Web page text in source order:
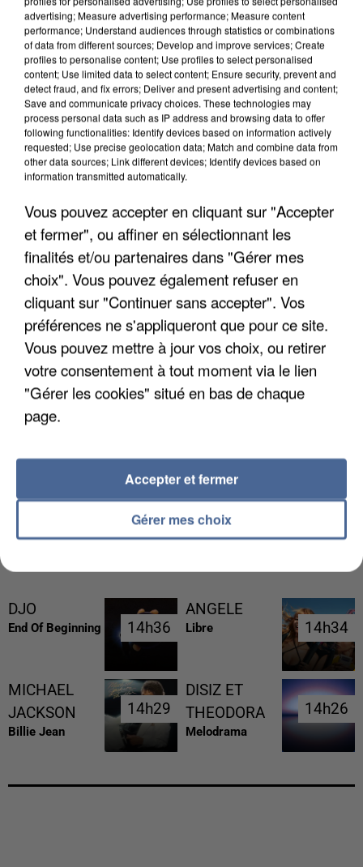
LES DONNÉES DE 300 000 CLIENTS DÉROBÉES À
INTERMARCHÉ APRÈS UNE...
LES FRANÇAIS, FANS DE LA FLEMME
DJO
End Of Beginning 14h36
14h36
ANGELE
Libre 14h34
14h34
MICHAEL
JACKSON
Billie Jean
14h29
14h29
DISIZ ET
THEODORA
Melodrama
14h26
14h26
advertising; Measure advertising performance; Measure content
performance; Understand audiences through statistics or combinations
of data from different sources; Develop and improve services; Create
profiles to personalise content; Use profiles to select personalised
content; Use limited data to select content; Ensure security, prevent and
detect fraud, and fix errors; Deliver and present advertising and content;
Save and communicate privacy choices. These technologies may
process personal data such as IP address and browsing data to offer
following functionalities: Identify devices based on information actively
requested; Use precise geolocation data; Match and combine data from
other data sources; Link different devices; Identify devices based on
information transmitted automatically.
Vous pouvez accepter en cliquant sur "Accepter
et fermer", ou affiner en sélectionnant les
finalités et/ou partenaires dans "Gérer mes
choix". Vous pouvez également refuser en
cliquant sur "Continuer sans accepter". Vos
préférences ne s'appliqueront que pour ce site.
Vous pouvez mettre à jour vos choix, ou retirer
votre consentement à tout moment via le lien
"Gérer les cookies" situé en bas de chaque
page.
Gérer mes choix
Accepter et fermer